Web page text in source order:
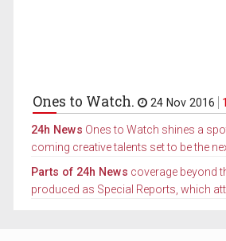
Ones to Watch. 24 Nov 2016
24h News Ones to Watch shines a
coming creative talents set to be the
Parts of 24h News coverage beyond
produced as Special Reports, which